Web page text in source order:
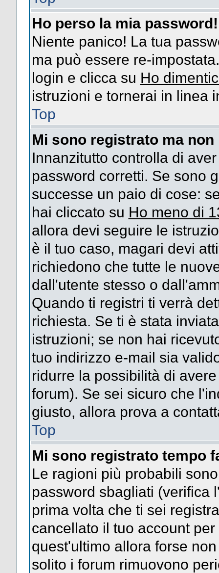
Ho perso la mia password!
Niente panico! La tua
ma può essere re-
login e clicca su Ho
istruzioni e tornerai in linea
Top
Mi sono registrato ma
Innanzitutto controlla di
password corretti. Se sono
successe un paio di cose:
hai cliccato su Ho meno di
allora devi seguire le
è il tuo caso, magari devi
richiedono che tutte le
dall'utente stesso o
Quando ti registri ti verrà
richiesta. Se ti è stata
istruzioni; se non hai
tuo indirizzo e-mail sia
ridurre la possibilità di
forum). Se sei sicuro che
giusto, allora prova a
Top
Mi sono registrato tempo
Le ragioni più probabili
password sbagliati (verifica
prima volta che ti sei
cancellato il tuo account
quest'ultimo allora forse
solito i forum rimuovono